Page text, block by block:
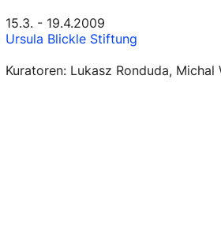
15.3. - 19.4.2009
Ursula Blickle Stiftung
Kuratoren: Lukasz Ronduda, Michal